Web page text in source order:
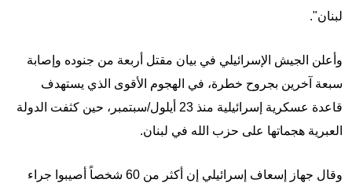
لبنان".
وأعلن الجيش الإسرائيلي في بيان مقتل أربعة من جنوده وإصابة
سبعة آخرين بجروح خطرة، في الهجوم الأقوى الذي يستهدف
قاعدة عسكرية إسرائيلية منذ 23 أيلول/سبتمبر، حين كثفت الدولة
العبرية هجماتها على حزب الله في لبنان.
وقال جهاز إسعاف إسرائيلي إن أكثر من 60 شخصاً أصيبوا جراء